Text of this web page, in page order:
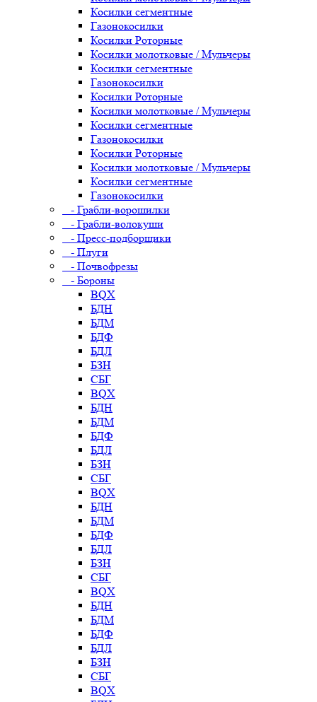
Косилки сегментные
Газонокосилки
Косилки Роторные
Косилки молотковые / Мульчеры
Косилки сегментные
Газонокосилки
Косилки Роторные
Косилки молотковые / Мульчеры
Косилки сегментные
Газонокосилки
Косилки Роторные
Косилки молотковые / Мульчеры
Косилки сегментные
Газонокосилки
- Грабли-ворошилки
- Грабли-волокуши
- Пресс-подборщики
- Плуги
- Почвофрезы
- Бороны
BQX
БДН
БДМ
БДФ
БДЛ
БЗН
СБГ
BQX
БДН
БДМ
БДФ
БДЛ
БЗН
СБГ
BQX
БДН
БДМ
БДФ
БДЛ
БЗН
СБГ
BQX
БДН
БДМ
БДФ
БДЛ
БЗН
СБГ
BQX